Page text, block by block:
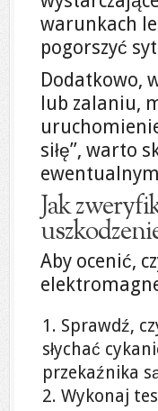
warunkach
pogorszyć
Dodatkowo,
lub zalaniu,
siłę”, warto
Jak
Aby ocenić,
Sprawdź,
słychać
przekaźnika
Wykonaj